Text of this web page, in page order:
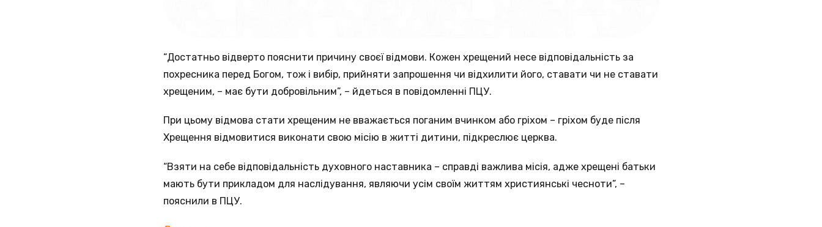
“Достатньо відверто пояснити причину своєї відмови. Кожен хрещений несе відповідальність за
похресника перед Богом, тож і вибір, прийняти запрошення чи відхилити його, ставати чи не ставати
хрещеним, – має бути добровільним”, – йдеться в повідомленні ПЦУ.
При цьому відмова стати хрещеним не вважається поганим вчинком або гріхом – гріхом буде після
Хрещення відмовитися виконати свою місію в житті дитини, підкреслює церква.
“Взяти на себе відповідальність духовного наставника – справді важлива місія, адже хрещені батьки
мають бути прикладом для наслідування, являючи усім своїм життям християнські чесноти”, –
пояснили в ПЦУ.